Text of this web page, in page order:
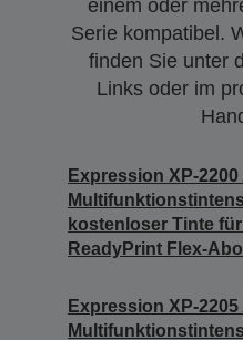
einem oder
Serie kompatibel.
finden Sie unter
Links oder im
Expression XP-2200
kostenloser Tinte
ReadyPrint Flex-Abo
Expression XP-2205